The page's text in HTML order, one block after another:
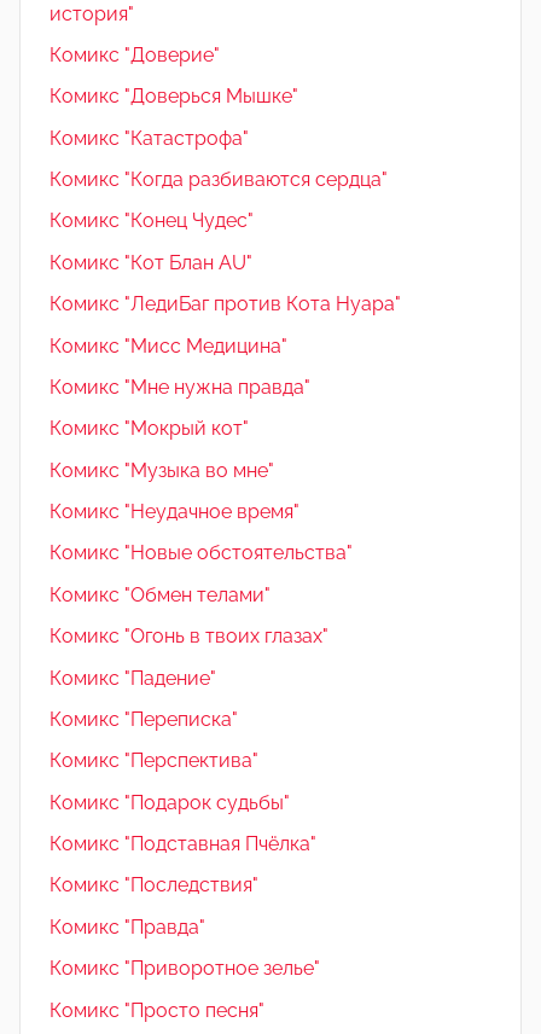
история"
Комикс "Доверие"
Комикс "Доверься Мышке"
Комикс "Катастрофа"
Комикс "Когда разбиваются сердца"
Комикс "Конец Чудес"
Комикс "Кот Блан AU"
Комикс "ЛедиБаг против Кота Нуара"
Комикс "Мисс Медицина"
Комикс "Мне нужна правда"
Комикс "Мокрый кот"
Комикс "Музыка во мне"
Комикс "Неудачное время"
Комикс "Новые обстоятельства"
Комикс "Обмен телами"
Комикс "Огонь в твоих глазах"
Комикс "Падение"
Комикс "Переписка"
Комикс "Перспектива"
Комикс "Подарок судьбы"
Комикс "Подставная Пчёлка"
Комикс "Последствия"
Комикс "Правда"
Комикс "Приворотное зелье"
Комикс "Просто песня"